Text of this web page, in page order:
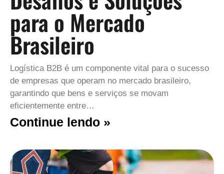
para o Mercado
Brasileiro
Logística B2B é um componente vital para o sucesso
de empresas que operam no mercado brasileiro,
garantindo que bens e serviços se movam
eficientemente entre…
Continue lendo »